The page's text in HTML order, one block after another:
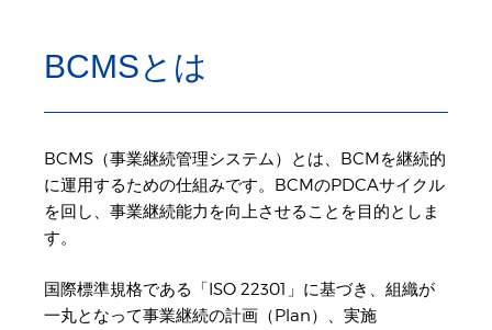
BCMSとは
BCMS（事業継続管理システム）とは、BCMを継続的
に運用するための仕組みです。BCMのPDCAサイクル
を回し、事業継続能力を向上させることを目的としま
す。
国際標準規格である「ISO 22301」に基づき、組織が
一丸となって事業継続の計画（Plan）、実施